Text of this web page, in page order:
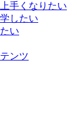
手くなりたい
したい
い
ンツ